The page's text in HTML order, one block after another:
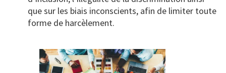
que sur les biais inconscients, afin de limiter toute
forme de harcèlement.